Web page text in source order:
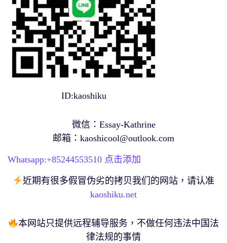
ID:kaoshiku
微信：Essay-Kathrine
邮箱： kaoshicool@outlook.com
Whatsapp:+85244553510 点击添加
近期有很多假冒伪劣的拷贝我们的网站，请认准
kaoshiku.net
本网站只提供远程辅导服务，不做任何违法中国法
律法规的事情